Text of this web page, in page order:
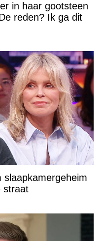
in haar gootsteen
reden? Ik ga dit
slaapkamergeheim
straat